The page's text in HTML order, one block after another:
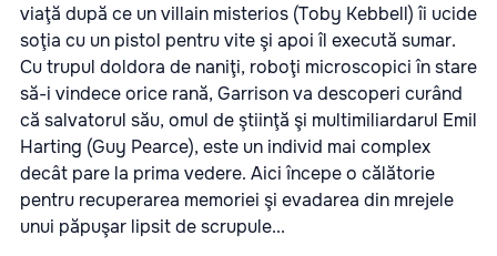
viaţă după ce un villain misterios (Toby Kebbell) îi ucide
soţia cu un pistol pentru vite şi apoi îl execută sumar.
Cu trupul doldora de naniţi, roboţi microscopici în stare
să-i vindece orice rană, Garrison va descoperi curând
că salvatorul său, omul de ştiinţă şi multimiliardarul Emil
Harting (Guy Pearce), este un individ mai complex
decât pare la prima vedere. Aici începe o călătorie
pentru recuperarea memoriei şi evadarea din mrejele
unui păpuşar lipsit de scrupule...